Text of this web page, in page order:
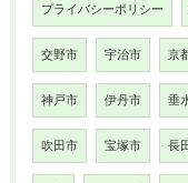
プライバシーポリシー
交野市 宇治市 京
神戸市 伊丹市 垂
吹田市 宝塚市 長